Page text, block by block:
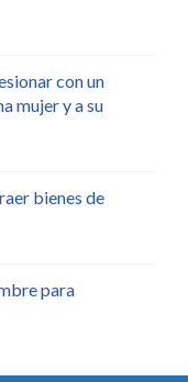
con un
mujer y a su
bienes de
para